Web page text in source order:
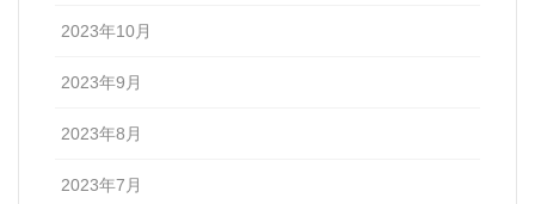
2023年10月
2023年9月
2023年8月
2023年7月